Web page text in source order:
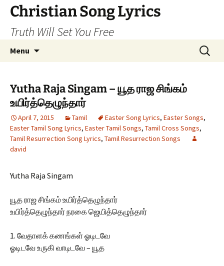
Skip
content
Christian Song Lyrics
Truth Will Set You Free
Menu
Search
for:
Yutha Raja Singam – யூத ராஜ சிங்கம்
உயிர்த்தெழுந்தார்
April 7, 2015 Tamil Easter Song Lyrics, Easter Songs,
Easter Tamil Song Lyrics, Easter Tamil Songs, Tamil Cross Songs,
Tamil Resurrection Song Lyrics, Tamil Resurrection Songs
david
Yutha Raja Singam
யூத ராஜ சிங்கம் உயிர்த்தெழுந்தார்
உயிர்த்தெழுந்தார் நரகை ஜெயித்தெழுந்தார்
1. வேதாளக் கணங்கள் ஓடிடவே
ஓடிடவே உருகி வாடிடவே – யூத